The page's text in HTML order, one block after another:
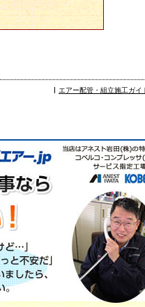
エアー配管・組立施工ガイ